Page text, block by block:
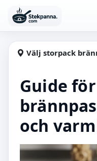
Hoppa till huvudinnehåll
Stekpanna
Välj storpack
Guide
och